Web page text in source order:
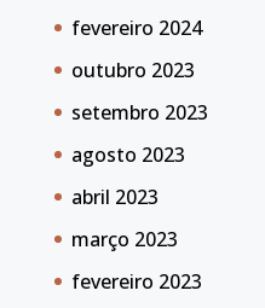
fevereiro 2024
outubro 2023
setembro 2023
agosto 2023
abril 2023
março 2023
fevereiro 2023